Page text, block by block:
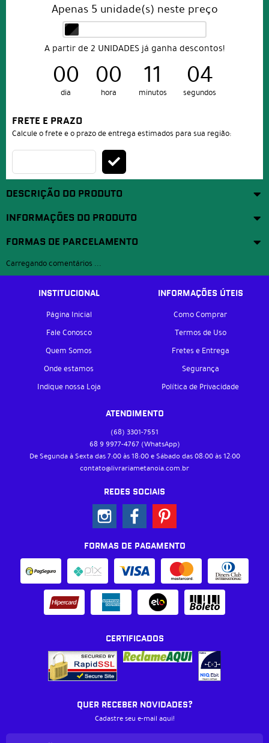
Apenas 5 unidade(s) neste preço
A partir de 2 UNIDADES já ganha descontos!
00
dia
00
hora
11
minutos
04
segundos
FRETE E PRAZO
Calcule o frete e o prazo de entrega estimados para sua região:
DESCRIÇÃO DO PRODUTO
INFORMAÇÕES DO PRODUTO
FORMAS DE PARCELAMENTO
Carregando comentários ...
INSTITUCIONAL
Página Inicial
Fale Conosco
Quem Somos
Onde estamos
Indique nossa Loja
INFORMAÇÕES ÚTEIS
Como Comprar
Termos de Uso
Fretes e Entrega
Segurança
Política de Privacidade
ATENDIMENTO
(68) 3301-7551
68 9 9977-4767 (WhatsApp)
De Segunda à Sexta das 7:00 às 18:00 e Sábado das 08:00 às 12:00
contato@livrariametanoia.com.br
REDES SOCIAIS
FORMAS DE PAGAMENTO
CERTIFICADOS
QUER RECEBER NOVIDADES?
Cadastre seu e-mail aqui!